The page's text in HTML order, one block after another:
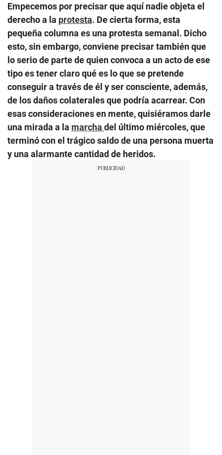
Empecemos por precisar que aquí nadie objeta el
derecho a la protesta. De cierta forma, esta
pequeña columna es una protesta semanal. Dicho
esto, sin embargo, conviene precisar también que
lo serio de parte de quien convoca a un acto de ese
tipo es tener claro qué es lo que se pretende
conseguir a través de él y ser consciente, además,
de los daños colaterales que podría acarrear. Con
esas consideraciones en mente, quisiéramos darle
una mirada a la marcha del último miércoles, que
terminó con el trágico saldo de una persona muerta
y una alarmante cantidad de heridos.